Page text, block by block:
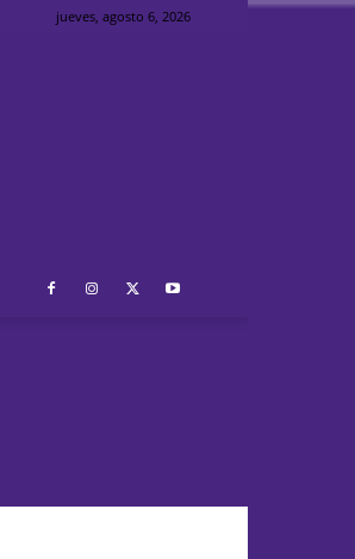
jueves, agosto 6, 2026